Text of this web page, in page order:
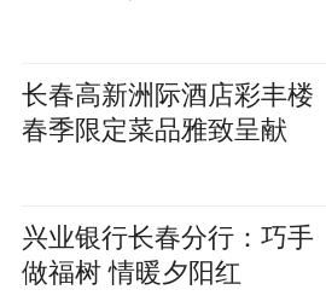
长春高新洲际酒店彩丰楼
春季限定菜品雅致呈献
兴业银行长春分行：巧手
做福树 情暖夕阳红